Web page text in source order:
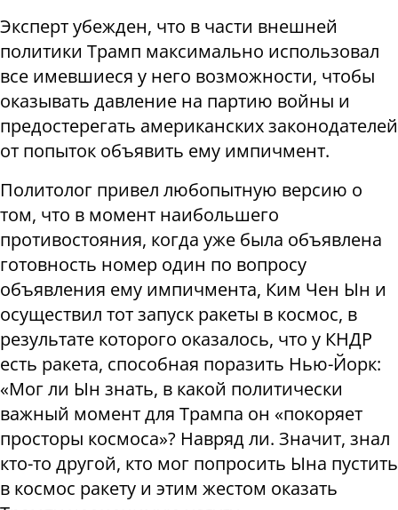
Эксперт убежден, что в части внешней
политики Трамп максимально использовал
все имевшиеся у него возможности, чтобы
оказывать давление на партию войны и
предостерегать американских законодателей
от попыток объявить ему импичмент.
Политолог привел любопытную версию о
том, что в момент наибольшего
противостояния, когда уже была объявлена
готовность номер один по вопросу
объявления ему импичмента, Ким Чен Ын и
осуществил тот запуск ракеты в космос, в
результате которого оказалось, что у КНДР
есть ракета, способная поразить Нью-Йорк:
«Мог ли Ын знать, в какой политически
важный момент для Трампа он «покоряет
просторы космоса»? Навряд ли. Значит, знал
кто-то другой, кто мог попросить Ына пустить
в космос ракету и этим жестом оказать